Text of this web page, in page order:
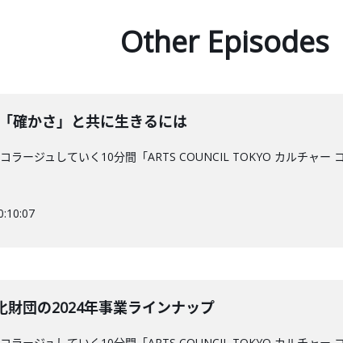
Other Episodes
確かさ」と共に生きるには
ラージュしていく10分間「ARTS COUNCIL TOKYO カルチャ
財団の2024年事業ラインナップ